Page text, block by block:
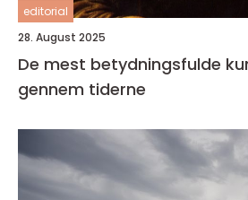
editorial
28. August 2025
De mest betydningsfulde
gennem tiderne